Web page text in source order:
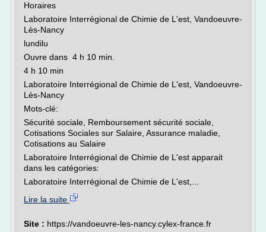
Horaires
Laboratoire Interrégional de Chimie de L'est, Vandoeuvre-
Lès-Nancy
lundilu
Ouvre dans 4 h 10 min.
4 h 10 min
Laboratoire Interrégional de Chimie de L'est, Vandoeuvre-
Lès-Nancy
Mots-clé:
Sécurité sociale, Remboursement sécurité sociale,
Cotisations Sociales sur Salaire, Assurance maladie,
Cotisations au Salaire
Laboratoire Interrégional de Chimie de L'est apparait
dans les catégories:
Laboratoire Interrégional de Chimie de L'est,...
Lire la suite
Site : https://vandoeuvre-les-nancy.cylex-france.fr